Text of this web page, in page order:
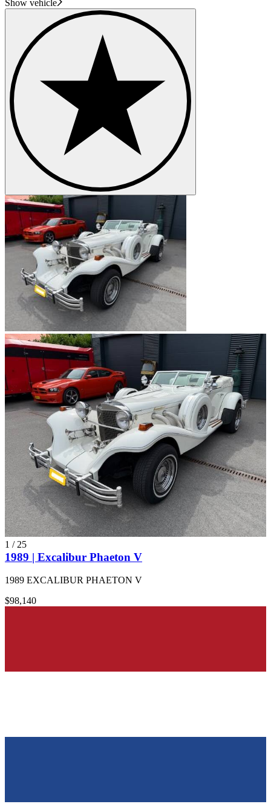
Show vehicle
1 / 25
1989 | Excalibur Phaeton V
1989 EXCALIBUR PHAETON V
$98,140